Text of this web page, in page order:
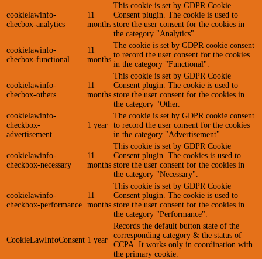
cookielawinfo-
checbox-analytics
11
months
This cookie is set by GDPR Cookie
Consent plugin. The cookie is used to
store the user consent for the cookies in
the category "Analytics".
cookielawinfo-
checbox-functional
11
months
The cookie is set by GDPR cookie consent
to record the user consent for the cookies
in the category "Functional".
cookielawinfo-
checbox-others
11
months
This cookie is set by GDPR Cookie
Consent plugin. The cookie is used to
store the user consent for the cookies in
the category "Other.
cookielawinfo-
checkbox-
advertisement
1 year
The cookie is set by GDPR cookie consent
to record the user consent for the cookies
in the category "Advertisement".
cookielawinfo-
checkbox-necessary
11
months
This cookie is set by GDPR Cookie
Consent plugin. The cookies is used to
store the user consent for the cookies in
the category "Necessary".
cookielawinfo-
checkbox-performance
11
months
This cookie is set by GDPR Cookie
Consent plugin. The cookie is used to
store the user consent for the cookies in
the category "Performance".
CookieLawInfoConsent 1 year
Records the default button state of the
corresponding category & the status of
CCPA. It works only in coordination with
the primary cookie.